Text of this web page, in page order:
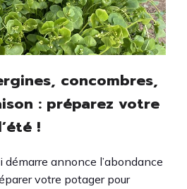
concombres,
: préparez votre
!
annonce l’abondance
votre potager pour